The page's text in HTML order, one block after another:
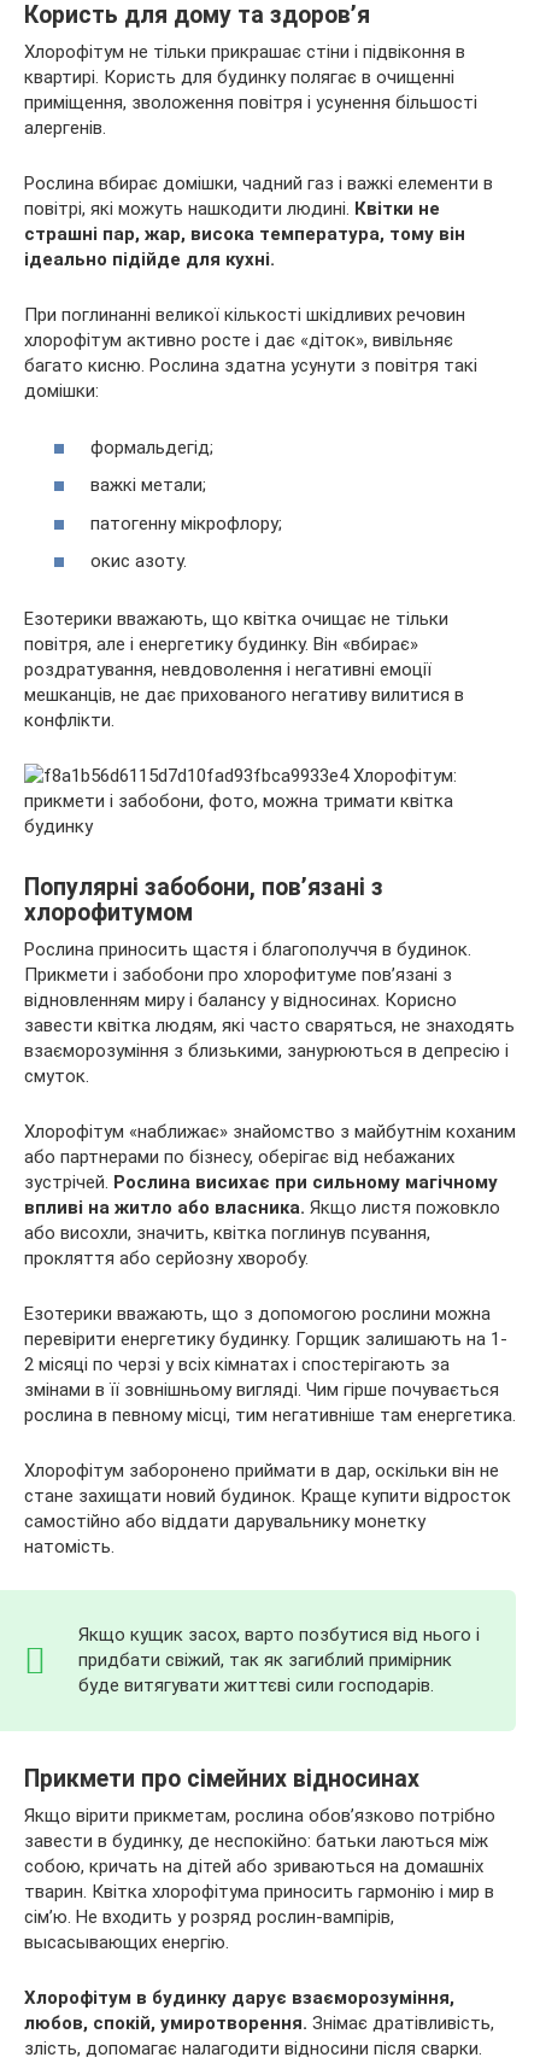
Користь для дому та здоров’я
Хлорофітум не тільки прикрашає стіни і підвіконня в
квартирі. Користь для будинку полягає в очищенні
приміщення, зволоження повітря і усунення більшості
алергенів.
Рослина вбирає домішки, чадний газ і важкі елементи в
повітрі, які можуть нашкодити людині. Квітки не
страшні пар, жар, висока температура, тому він
ідеально підійде для кухні.
При поглинанні великої кількості шкідливих речовин
хлорофітум активно росте і дає «діток», вивільняє
багато кисню. Рослина здатна усунути з повітря такі
домішки:
формальдегід;
важкі метали;
патогенну мікрофлору;
окис азоту.
Езотерики вважають, що квітка очищає не тільки
повітря, але і енергетику будинку. Він «вбирає»
роздратування, невдоволення і негативні емоції
мешканців, не дає прихованого негативу вилитися в
конфлікти.
Популярні забобони, пов’язані з
хлорофитумом
Рослина приносить щастя і благополуччя в будинок.
Прикмети і забобони про хлорофитуме пов’язані з
відновленням миру і балансу у відносинах. Корисно
завести квітка людям, які часто сваряться, не знаходять
взаєморозуміння з близькими, занурюються в депресію і
смуток.
Хлорофітум «наближає» знайомство з майбутнім коханим
або партнерами по бізнесу, оберігає від небажаних
зустрічей. Рослина висихає при сильному магічному
впливі на житло або власника. Якщо листя пожовкло
або висохли, значить, квітка поглинув псування,
прокляття або серйозну хворобу.
Езотерики вважають, що з допомогою рослини можна
перевірити енергетику будинку. Горщик залишають на 1-
2 місяці по черзі у всіх кімнатах і спостерігають за
змінами в її зовнішньому вигляді. Чим гірше почувається
рослина в певному місці, тим негативніше там енергетика.
Хлорофітум заборонено приймати в дар, оскільки він не
стане захищати новий будинок. Краще купити відросток
самостійно або віддати дарувальнику монетку
натомість.
Якщо кущик засох, варто позбутися від нього і
придбати свіжий, так як загиблий примірник
буде витягувати життєві сили господарів.
Прикмети про сімейних відносинах
Якщо вірити прикметам, рослина обов’язково потрібно
завести в будинку, де неспокійно: батьки лаються між
собою, кричать на дітей або зриваються на домашніх
тварин. Квітка хлорофітума приносить гармонію і мир в
сім’ю. Не входить у розряд рослин-вампірів,
высасывающих енергію.
Хлорофітум в будинку дарує взаєморозуміння,
любов, спокій, умиротворення. Знімає дратівливість,
злість, допомагає налагодити відносини після сварки.